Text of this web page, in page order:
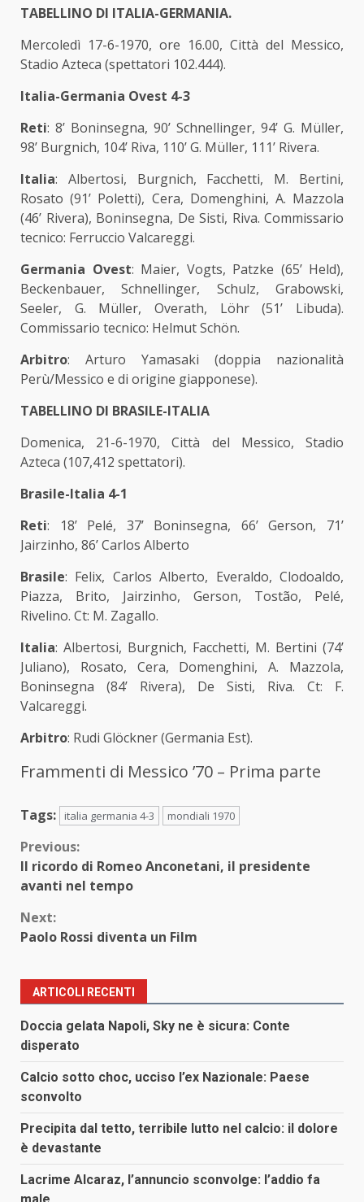
TABELLINO DI ITALIA-GERMANIA.
Mercoledì 17-6-1970, ore 16.00, Città del Messico,
Stadio Azteca (spettatori 102.444).
Italia-Germania Ovest 4-3
Reti: 8’ Boninsegna, 90’ Schnellinger, 94’ G. Müller,
98’ Burgnich, 104’ Riva, 110’ G. Müller, 111’ Rivera.
Italia: Albertosi, Burgnich, Facchetti, M. Bertini,
Rosato (91’ Poletti), Cera, Domenghini, A. Mazzola
(46’ Rivera), Boninsegna, De Sisti, Riva. Commissario
tecnico: Ferruccio Valcareggi.
Germania Ovest: Maier, Vogts, Patzke (65’ Held),
Beckenbauer, Schnellinger, Schulz, Grabowski,
Seeler, G. Müller, Overath, Löhr (51’ Libuda).
Commissario tecnico: Helmut Schön.
Arbitro: Arturo Yamasaki (doppia nazionalità
Perù/Messico e di origine giapponese).
TABELLINO DI BRASILE-ITALIA
Domenica, 21-6-1970, Città del Messico, Stadio
Azteca (107,412 spettatori).
Brasile-Italia 4-1
Reti: 18’ Pelé, 37’ Boninsegna, 66’ Gerson, 71’
Jairzinho, 86’ Carlos Alberto
Brasile: Felix, Carlos Alberto, Everaldo, Clodoaldo,
Piazza, Brito, Jairzinho, Gerson, Tostão, Pelé,
Rivelino. Ct: M. Zagallo.
Italia: Albertosi, Burgnich, Facchetti, M. Bertini (74’
Juliano), Rosato, Cera, Domenghini, A. Mazzola,
Boninsegna (84’ Rivera), De Sisti, Riva. Ct: F.
Valcareggi.
Arbitro: Rudi Glöckner (Germania Est).
Frammenti di Messico ’70 – Prima parte
Tags: italia germania 4-3 mondiali 1970
Continue
Reading
Previous:
Il ricordo di Romeo Anconetani, il presidente
avanti nel tempo
Next:
Paolo Rossi diventa un Film
ARTICOLI RECENTI
Doccia gelata Napoli, Sky ne è sicura: Conte
disperato
Calcio sotto choc, ucciso l’ex Nazionale: Paese
sconvolto
Precipita dal tetto, terribile lutto nel calcio: il dolore
è devastante
Lacrime Alcaraz, l’annuncio sconvolge: l’addio fa